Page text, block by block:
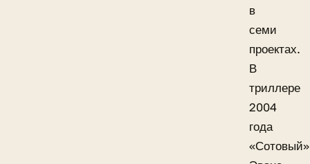
в
семи
проектах.
В
триллере
2004
года
«Сотовый»